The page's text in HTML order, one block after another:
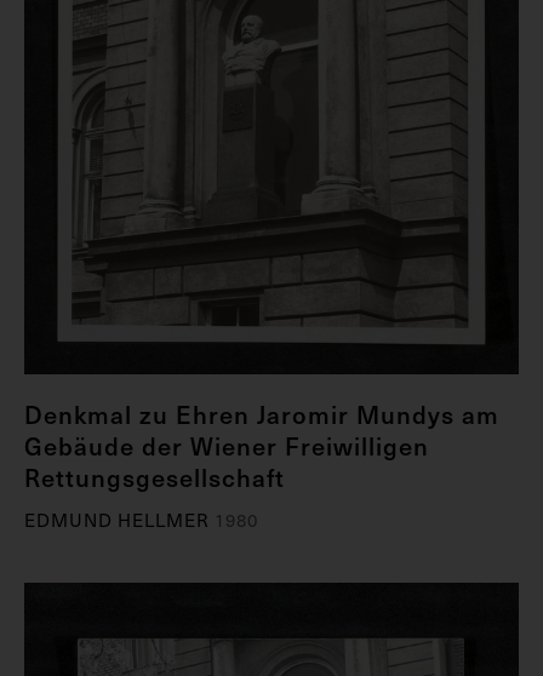
Denkmal zu Ehren Jaromir Mundys am
Gebäude der Wiener Freiwilligen
Rettungsgesellschaft
EDMUND HELLMER 1980